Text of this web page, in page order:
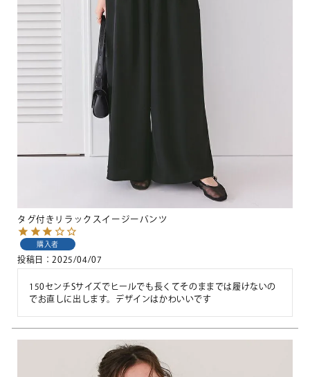
タグ付きリラックスイージーパンツ
購入者
投稿日 2025/04/07
150センチSサイズでヒールでも長くてそのままでは履けないの
でお直しに出します。デザインはかわいいです